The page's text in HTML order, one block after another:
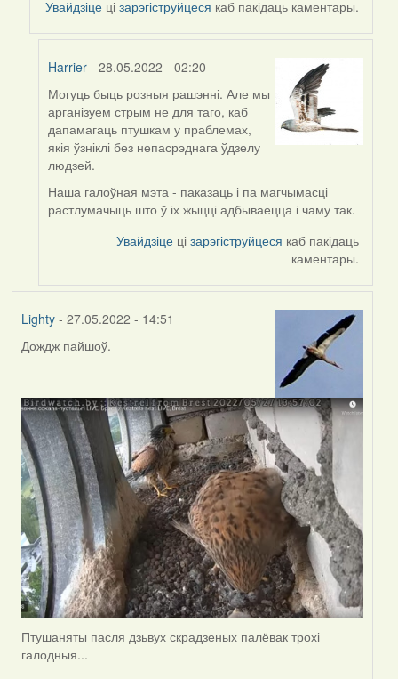
Увайдзіце цізарэгіструйцеся каб пакідаць каментары.
Harrier- 28.05.2022 - 02:20
In
reply
to
by
09Алена
Могуць быць розныя рашэнні. Але мы
арганізуем стрым не для таго, каб
дапамагаць птушкам у праблемах,
якія ўзніклі без непасрэднага ўдзелу
людзей.
Наша галоўная мэта - паказаць і па магчымасці
растлумачыць што ў іх жыцці адбываецца і чаму так.
Увайдзіце цізарэгіструйцеся каб пакідаць
каментары.
Lighty- 27.05.2022 - 14:51
Дождж пайшоў.
Птушаняты пасля дзьвух скрадзеных палёвак трохі
галодныя...